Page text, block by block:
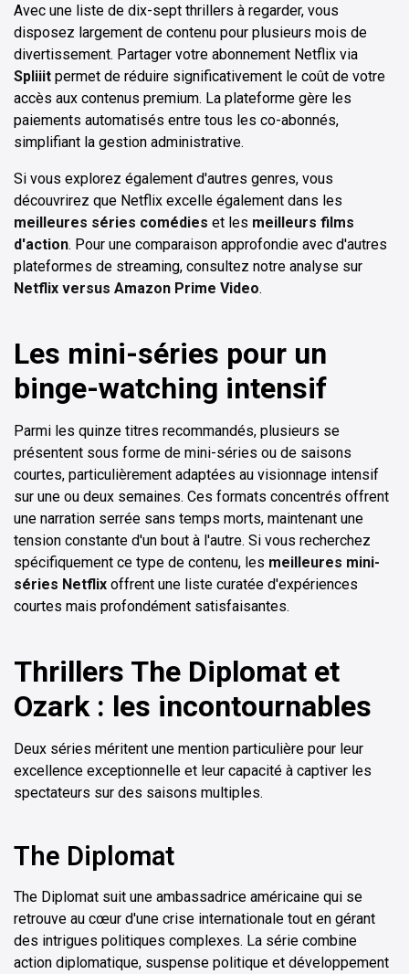
Avec une liste de dix-sept thrillers à regarder, vous
disposez largement de contenu pour plusieurs mois de
divertissement. Partager votre abonnement Netflix via
Spliiit permet de réduire significativement le coût de votre
accès aux contenus premium. La plateforme gère les
paiements automatisés entre tous les co-abonnés,
simplifiant la gestion administrative.
Si vous explorez également d'autres genres, vous
découvrirez que Netflix excelle également dans les
meilleures séries comédies et les meilleurs films
d'action. Pour une comparaison approfondie avec d'autres
plateformes de streaming, consultez notre analyse sur
Netflix versus Amazon Prime Video.
Les mini-séries pour un
binge-watching intensif
Parmi les quinze titres recommandés, plusieurs se
présentent sous forme de mini-séries ou de saisons
courtes, particulièrement adaptées au visionnage intensif
sur une ou deux semaines. Ces formats concentrés offrent
une narration serrée sans temps morts, maintenant une
tension constante d'un bout à l'autre. Si vous recherchez
spécifiquement ce type de contenu, les meilleures mini-
séries Netflix offrent une liste curatée d'expériences
courtes mais profondément satisfaisantes.
Thrillers The Diplomat et
Ozark : les incontournables
Deux séries méritent une mention particulière pour leur
excellence exceptionnelle et leur capacité à captiver les
spectateurs sur des saisons multiples.
The Diplomat
The Diplomat suit une ambassadrice américaine qui se
retrouve au cœur d'une crise internationale tout en gérant
des intrigues politiques complexes. La série combine
action diplomatique, suspense politique et développement